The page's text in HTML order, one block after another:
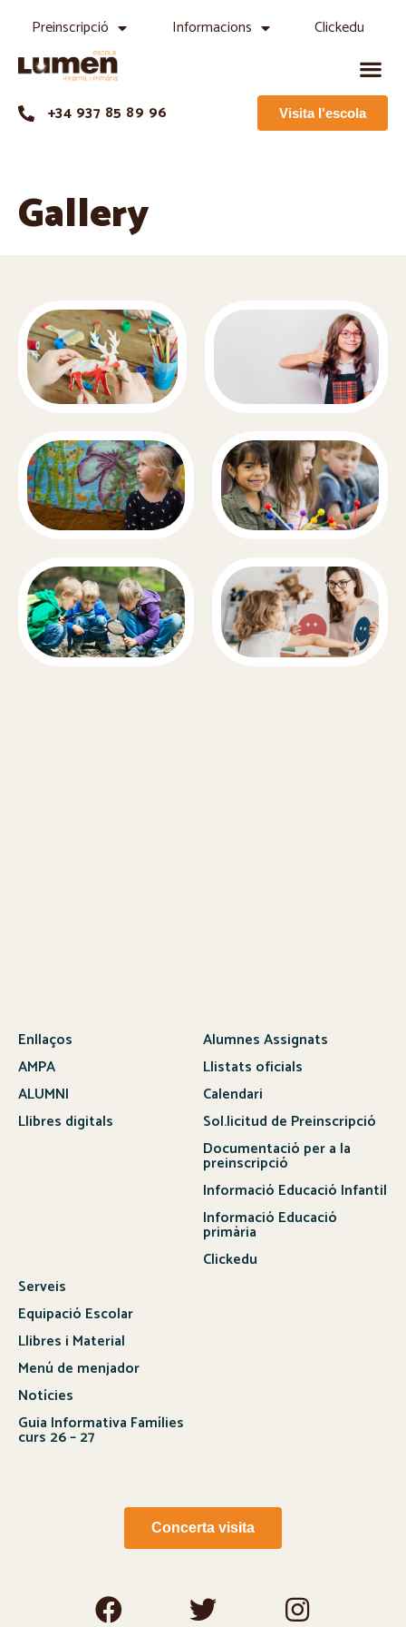
Preinscripció Informacions Clickedu
+34 937 85 89 96 Visita l'escola
Gallery
Enllaços
AMPA
ALUMNI
Llibres digitals
Alumnes Assignats
Llistats oficials
Calendari
Sol.licitud de Preinscripció
Documentació per a la
preinscripció
Informació Educació Infantil
Informació Educació
primària
Clickedu
Serveis
Equipació Escolar
Llibres i Material
Menú de menjador
Notícies
Guia Informativa Famílies
curs 26 – 27
Concerta visita